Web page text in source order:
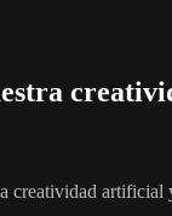
creatividad